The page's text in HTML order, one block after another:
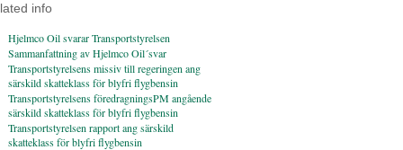
info
Hjelmco Oil svarar Transportstyrelsen
Sammanfattning av Hjelmco Oil´svar
Transportstyrelsens missiv till regeringen ang
särskild skatteklass för blyfri flygbensin
Transportstyrelsens föredragningsPM angående
särskild skatteklass för blyfri flygbensin
Transportstyrelsen rapport ang särskild
skatteklass för blyfri flygbensin